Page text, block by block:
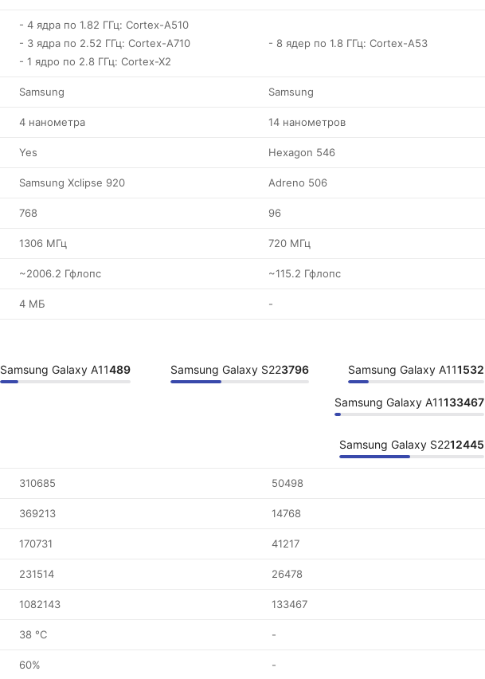
- 4 ядра по 1.82 ГГц: Cortex-A510
- 3 ядра по 2.52 ГГц: Cortex-A710
- 1 ядро по 2.8 ГГц: Cortex-X2
- 8 ядер по 1.8 ГГц: Cortex-A53
Samsung Samsung
4 нанометра 14 нанометров
Yes Hexagon 546
Samsung Xclipse 920 Adreno 506
768 96
1306 МГц 720 МГц
~2006.2 Гфлопс ~115.2 Гфлопс
4 МБ -
Samsung Galaxy A11489 Samsung Galaxy S223796 Samsung Galaxy A111532
Samsung Galaxy A11133467
Samsung Galaxy S2212445
310685 50498
369213 14768
170731 41217
231514 26478
1082143 133467
38 °C -
60% -